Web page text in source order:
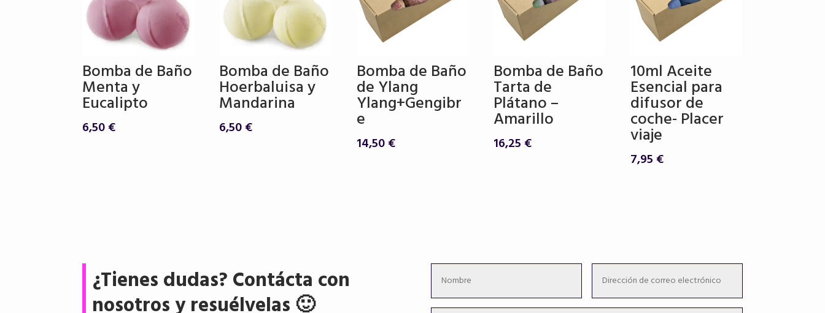
Bomba de Baño
Menta y
Eucalipto
6,50€
Bomba de Baño
Hoerbaluisa y
Mandarina
6,50€
Bomba de Baño
de Ylang
Ylang+Gengibr
e
14,50€
Bomba de Baño
Tarta de
Plátano –
Amarillo
16,25 €
10ml Aceite
Esencial para
difusor de
coche- Placer
viaje
7,95 €
¿Tienes dudas? Contácta con
nosotros y resuélvelas 🙂